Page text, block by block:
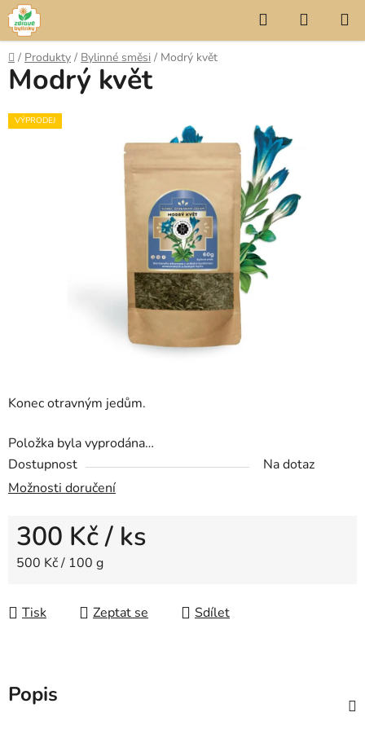
Přejít
na
obsah
Hledat
KOŠÍK
Domů
/ Produkty / Bylinné směsi / Modrý květ
Konec otravným jedům.
Položka byla vyprodána…
Dostupnost
Na dotaz
Možnosti doručení
300 Kč/ ks
Měrná cena:
500 Kč / 100 g
Tisk Zeptat se Sdílet
Modrý květ
VÝPRODEJ
Popis